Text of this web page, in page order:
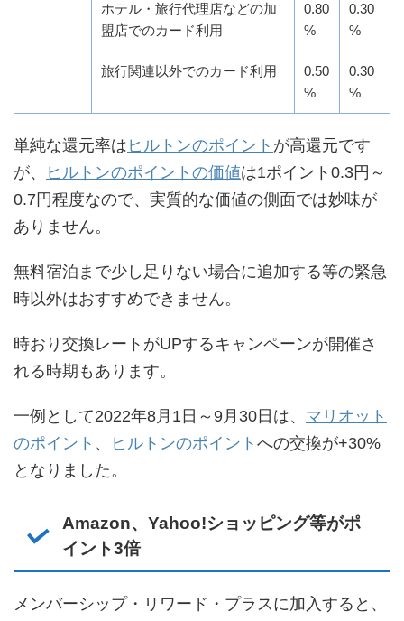
ホテル・旅行代理店などの加
盟店でのカード利用
0.80
%
0.30
%
旅行関連以外でのカード利用
0.50
%
0.30
%
単純な還元率は ヒルトンのポイント が高還元です
が、
ヒルトンのポイントの価値は1ポイント0.3円～
0.7円程度なので、実質的な価値の側面では妙味が
ありません。
無料宿泊まで少し足りない場合に追加する等の緊急
時以外はおすすめできません。
時おり交換レートがUPするキャンペーンが開催さ
れる時期もあります。
一例として2022年8月1日～9月30日は、 マリオット
のポイント 、 ヒルトンのポイント への交換が+30%
となりました。
Amazon、Yahoo!ショッピング等がポ
イント3倍
メンバーシップ・リワード・プラスに加入すると、